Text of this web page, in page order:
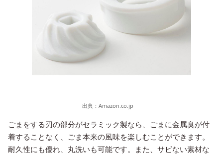
出典： Amazon.co.jp
ごまをする刃の部分がセラミック製なら、ごまに金属臭が付
着することなく、ごま本来の風味を楽しむことができます。
耐久性にも優れ、丸洗いも可能です。また、サビない素材な